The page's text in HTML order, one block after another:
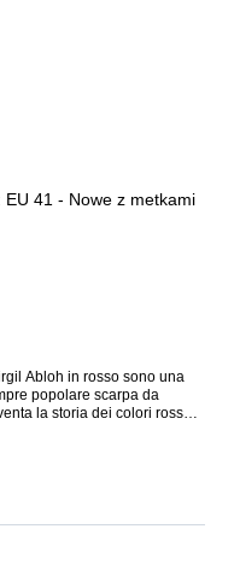
41 - Nowe z metkami
Abloh in rosso sono una
popolare scarpa da
la storia dei colori rosso
targhetta sotto lo swoosh e la
di Nike sull'intersuola.
come un vero e proprio
una delle 47 versioni delle